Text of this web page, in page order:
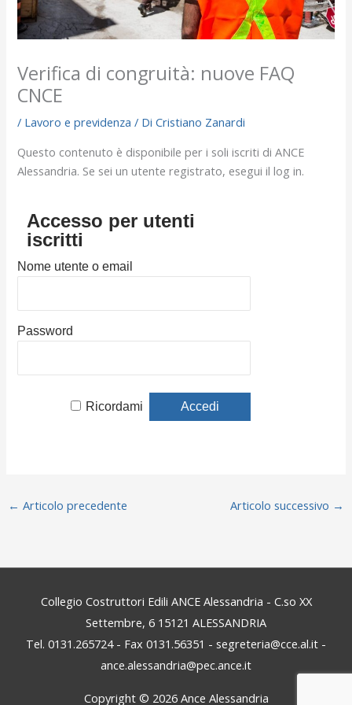
Verifica di congruità: nuove FAQ
CNCE
/ Lavoro e previdenza / DiCristiano Zanardi
Questo contenuto è disponibile per i soli iscriti di ANCE
Alessandria. Se sei un utente registrato, esegui il log in.
Accesso per utenti
iscritti
Nome utente o email
Password
Ricordami
← Articolo precedente Articolo successivo →
Collegio Costruttori Edili ANCE Alessandria - C.so XX
Settembre, 6 15121 ALESSANDRIA
Tel. 0131.265724 - Fax 0131.56351 - segreteria@cce.al.it -
ance.alessandria@pec.ance.it
Copyright © 2026 Ance Alessandria